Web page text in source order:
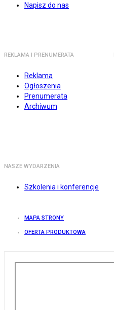
Napisz do nas
REKLAMA I PRENUMERATA
Reklama
Ogłoszenia
Prenumerata
Archiwum
NASZE WYDARZENIA
Szkolenia i konferencje
MAPA STRONY
OFERTA PRODUKTOWA